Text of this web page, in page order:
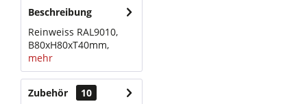
Beschreibung
Reinweiss RAL9010,
B80xH80xT40mm,
mehr
Zubehör 10